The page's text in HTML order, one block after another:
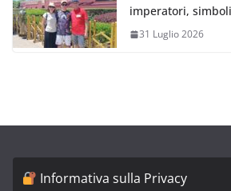
imperatori,
31 Luglio 2026
Informativa sulla Privacy